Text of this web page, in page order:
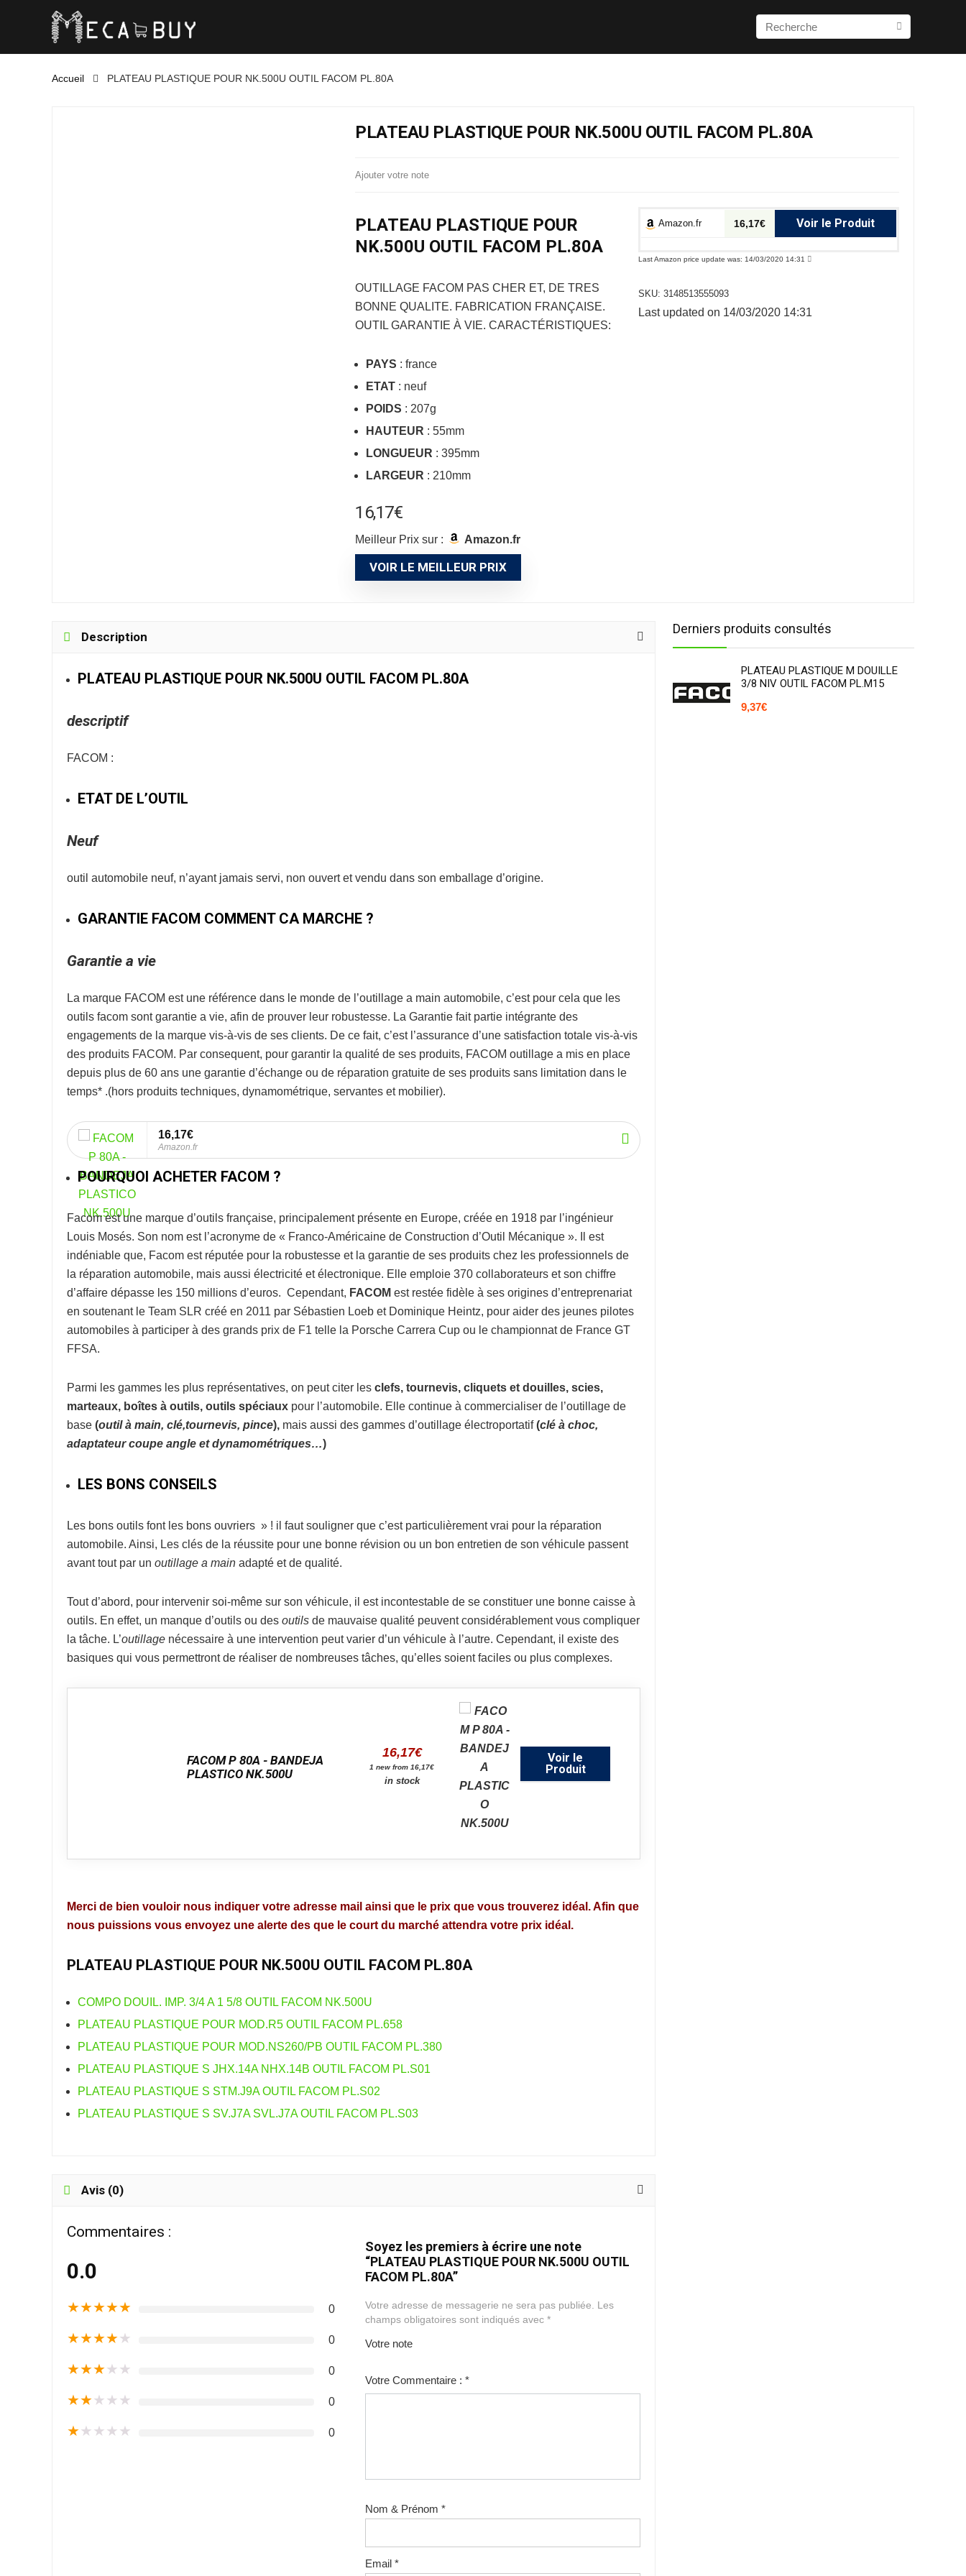
Accueil PLATEAU PLASTIQUE POUR NK.500U OUTIL FACOM PL.80A
PLATEAU PLASTIQUE POUR NK.500U OUTIL FACOM PL.80A
Ajouter votre note
PLATEAU PLASTIQUE POUR
NK.500U OUTIL FACOM PL.80A
OUTILLAGE FACOM PAS CHER ET, DE TRES
BONNE QUALITE. FABRICATION FRANÇAISE.
OUTIL GARANTIE À VIE. CARACTÉRISTIQUES:
PAYS : france
ETAT : neuf
POIDS : 207g
HAUTEUR : 55mm
LONGUEUR : 395mm
LARGEUR : 210mm
16,17€
Meilleur Prix sur : Amazon.fr
VOIR LE MEILLEUR PRIX
Amazon.fr 16,17€ Voir le Produit
Last Amazon price update was: 14/03/2020 14:31
SKU: 3148513555093
Last updated on 14/03/2020 14:31
Description
PLATEAU PLASTIQUE POUR NK.500U OUTIL FACOM PL.80A
descriptif
FACOM :
ETAT DE L’OUTIL
Neuf
outil automobile neuf, n’ayant jamais servi, non ouvert et vendu dans son emballage d’origine.
GARANTIE FACOM COMMENT CA MARCHE ?
Garantie a vie
La marque FACOM est une référence dans le monde de l’outillage a main automobile, c’est pour cela que les
outils facom sont garantie a vie, afin de prouver leur robustesse. La Garantie fait partie intégrante des
engagements de la marque vis-à-vis de ses clients. De ce fait, c’est l’assurance d’une satisfaction totale vis-à-vis
des produits FACOM. Par consequent, pour garantir la qualité de ses produits, FACOM outillage a mis en place
depuis plus de 60 ans une garantie d’échange ou de réparation gratuite de ses produits sans limitation dans le
temps* .(hors produits techniques, dynamométrique, servantes et mobilier).
16,17€
Amazon.fr
POURQUOI ACHETER FACOM ?
Facomest une marque d’outils française, principalement présente en Europe, créée en 1918 par l’ingénieur
Louis Mosés. Son nom est l’acronyme de « Franco-Américaine de Construction d’Outil Mécanique ». Il est
indéniable que, Facom est réputée pour la robustesse et la garantie de ses produits chez les professionnels de
la réparation automobile, mais aussi électricité et électronique. Elle emploie 370 collaborateurs et son chiffre
d’affaire dépasse les 150 millions d’euros. Cependant, FACOM est restée fidèle à ses origines d’entreprenariat
en soutenant le Team SLR créé en 2011 par Sébastien Loeb et Dominique Heintz, pour aider des jeunes pilotes
automobiles à participer à des grands prix de F1 telle la Porsche Carrera Cup ou le championnat de France GT
FFSA.
Parmi les gammes les plus représentatives, on peut citer les clefs, tournevis, cliquets et douilles, scies,
marteaux, boîtes à outils, outils spéciaux pour l’automobile. Elle continue à commercialiser de l’outillage de
base (outil à main, clé,tournevis, pince), mais aussi des gammes d’outillage électroportatif (clé à choc,
adaptateur coupe angle et dynamométriques…)
LES BONS CONSEILS
Les bons outils font les bons ouvriers » ! il faut souligner que c’est particulièrement vrai pour la réparation
automobile. Ainsi, Les clés de la réussite pour une bonne révision ou un bon entretien de son véhicule passent
avant tout par un outillage a main adapté et de qualité.
Tout d’abord, pour intervenir soi-même sur son véhicule, il est incontestable de se constituer une bonne caisse à
outils. En effet, un manque d’outils ou des outils de mauvaise qualité peuvent considérablement vous compliquer
la tâche. L’outillage nécessaire à une intervention peut varier d’un véhicule à l’autre. Cependant, il existe des
basiques qui vous permettront de réaliser de nombreuses tâches, qu’elles soient faciles ou plus complexes.
FACOM P 80A - BANDEJA
PLASTICO NK.500U
16,17€
1 new from 16,17€
in stock
Voir le
Produit
Merci de bien vouloir nous indiquer votre adresse mail ainsi que le prix que vous trouverez idéal. Afin que
nous puissions vous envoyez une alerte des que le court du marché attendra votre prix idéal.
PLATEAU PLASTIQUE POUR NK.500U OUTIL FACOM PL.80A
COMPO DOUIL. IMP. 3/4 A 1 5/8 OUTIL FACOM NK.500U
PLATEAU PLASTIQUE POUR MOD.R5 OUTIL FACOM PL.658
PLATEAU PLASTIQUE POUR MOD.NS260/PB OUTIL FACOM PL.380
PLATEAU PLASTIQUE S JHX.14A NHX.14B OUTIL FACOM PL.S01
PLATEAU PLASTIQUE S STM.J9A OUTIL FACOM PL.S02
PLATEAU PLASTIQUE S SV.J7A SVL.J7A OUTIL FACOM PL.S03
Avis (0)
Commentaires :
0.0
★★★★★ 0
★★★★★ 0
★★★★★ 0
★★★★★ 0
★★★★★ 0
Soyez les premiers à écrire une note
“PLATEAU PLASTIQUE POUR NK.500U OUTIL
FACOM PL.80A”
Votre adresse de messagerie ne sera pas publiée.
Les
champs obligatoires sont indiqués avec *
Votre note
Votre Commentaire : *
Nom & Prénom *
Email *
Derniers produits consultés
PLATEAU PLASTIQUE M DOUILLE
3/8 NIV OUTIL FACOM PL.M15
9,37€